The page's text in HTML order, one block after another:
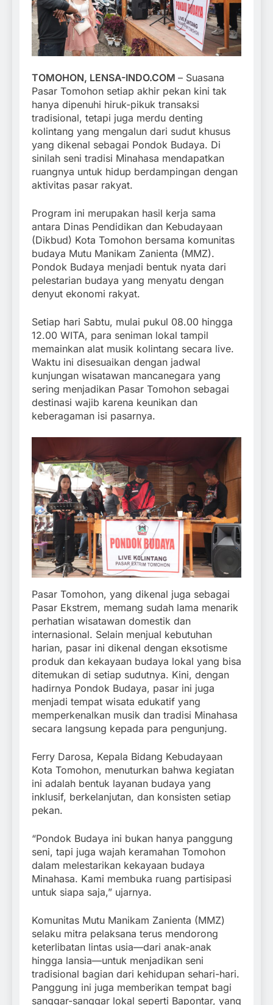
TOMOHON, LENSA-INDO.COM – Suasana
Pasar Tomohon setiap akhir pekan kini tak
hanya dipenuhi hiruk-pikuk transaksi
tradisional, tetapi juga merdu denting
kolintang yang mengalun dari sudut khusus
yang dikenal sebagai Pondok Budaya. Di
sinilah seni tradisi Minahasa mendapatkan
ruangnya untuk hidup berdampingan dengan
aktivitas pasar rakyat.
Program ini merupakan hasil kerja sama
antara Dinas Pendidikan dan Kebudayaan
(Dikbud) Kota Tomohon bersama komunitas
budaya Mutu Manikam Zanienta (MMZ).
Pondok Budaya menjadi bentuk nyata dari
pelestarian budaya yang menyatu dengan
denyut ekonomi rakyat.
Setiap hari Sabtu, mulai pukul 08.00 hingga
12.00 WITA, para seniman lokal tampil
memainkan alat musik kolintang secara live.
Waktu ini disesuaikan dengan jadwal
kunjungan wisatawan mancanegara yang
sering menjadikan Pasar Tomohon sebagai
destinasi wajib karena keunikan dan
keberagaman isi pasarnya.
Pasar Tomohon, yang dikenal juga sebagai
Pasar Ekstrem, memang sudah lama menarik
perhatian wisatawan domestik dan
internasional. Selain menjual kebutuhan
harian, pasar ini dikenal dengan eksotisme
produk dan kekayaan budaya lokal yang bisa
ditemukan di setiap sudutnya. Kini, dengan
hadirnya Pondok Budaya, pasar ini juga
menjadi tempat wisata edukatif yang
memperkenalkan musik dan tradisi Minahasa
secara langsung kepada para pengunjung.
Ferry Darosa, Kepala Bidang Kebudayaan
Kota Tomohon, menuturkan bahwa kegiatan
ini adalah bentuk layanan budaya yang
inklusif, berkelanjutan, dan konsisten setiap
pekan.
“Pondok Budaya ini bukan hanya panggung
seni, tapi juga wajah keramahan Tomohon
dalam melestarikan kekayaan budaya
Minahasa. Kami membuka ruang partisipasi
untuk siapa saja,” ujarnya.
Komunitas Mutu Manikam Zanienta (MMZ)
selaku mitra pelaksana terus mendorong
keterlibatan lintas usia—dari anak-anak
hingga lansia—untuk menjadikan seni
tradisional bagian dari kehidupan sehari-hari.
Panggung ini juga memberikan tempat bagi
sanggar-sanggar lokal seperti Bapontar, yang